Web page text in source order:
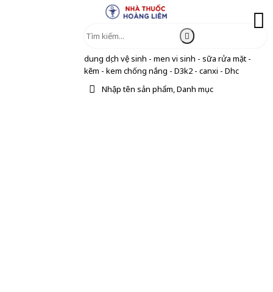
dung dịch vệ sinh - men vi sinh - sữa rửa mặt -
kẽm - kem chống nắng - D3k2 - canxi - Dhc
Nhập tên sản phẩm, Danh mục